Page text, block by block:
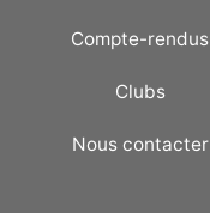
Compte-rendus
Clubs
Nous contacter